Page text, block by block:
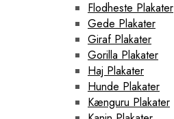
Flodheste Plakater
Gede Plakater
Giraf Plakater
Gorilla Plakater
Haj Plakater
Hunde Plakater
Kænguru Plakater